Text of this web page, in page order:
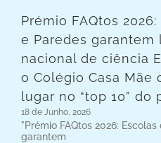
Prémio FAQtos
e Paredes garantem
nacional de ciência
o Colégio Casa Mãe
lugar no “top 10” do
18 de Junho, 2026
"Prémio FAQtos 2026:
garantem